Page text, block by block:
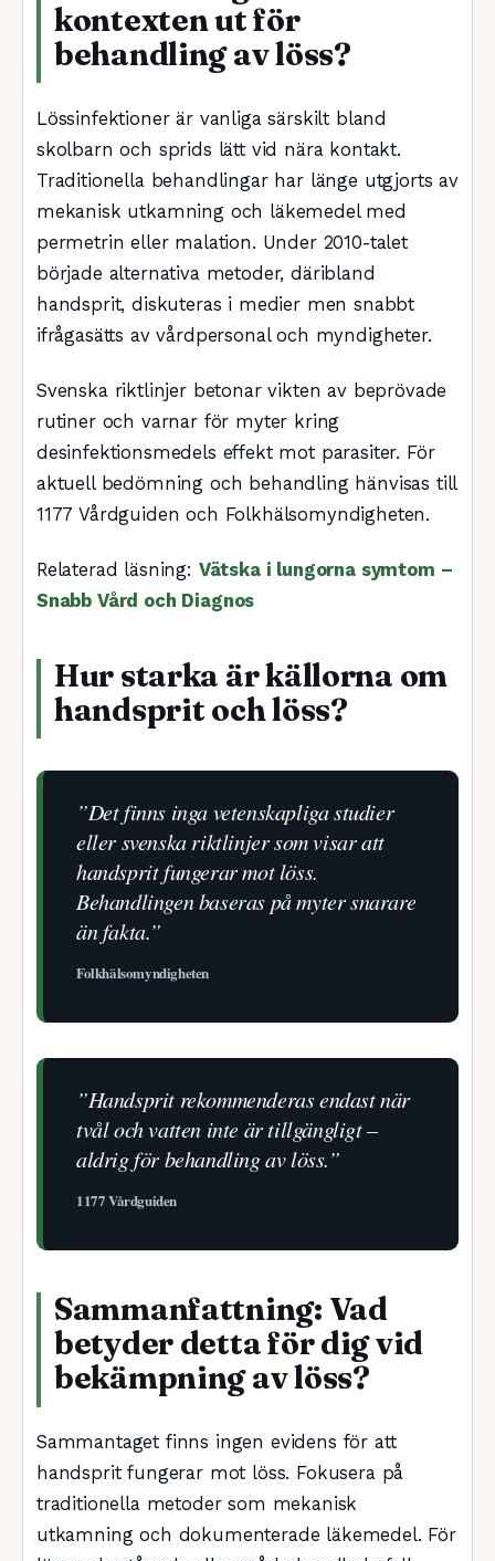
kontexten ut för
behandling av löss?
Lössinfektioner är vanliga särskilt bland
skolbarn och sprids lätt vid nära kontakt.
Traditionella behandlingar har länge utgjorts av
mekanisk utkamning och läkemedel med
permetrin eller malation. Under 2010-talet
började alternativa metoder, däribland
handsprit, diskuteras i medier men snabbt
ifrågasätts av vårdpersonal och myndigheter.
Svenska riktlinjer betonar vikten av beprövade
rutiner och varnar för myter kring
desinfektionsmedels effekt mot parasiter. För
aktuell bedömning och behandling hänvisas till
1177 Vårdguiden och Folkhälsomyndigheten.
Relaterad läsning: Vätska i lungorna symtom –
Snabb Vård och Diagnos
Hur starka är källorna om
handsprit och löss?
”Det finns inga vetenskapliga studier
eller svenska riktlinjer som visar att
handsprit fungerar mot löss.
Behandlingen baseras på myter snarare
än fakta.”
Folkhälsomyndigheten
”Handsprit rekommenderas endast när
tvål och vatten inte är tillgängligt –
aldrig för behandling av löss.”
1177 Vårdguiden
Sammanfattning: Vad
betyder detta för dig vid
bekämpning av löss?
Sammantaget finns ingen evidens för att
handsprit fungerar mot löss. Fokusera på
traditionella metoder som mekanisk
utkamning och dokumenterade läkemedel. För